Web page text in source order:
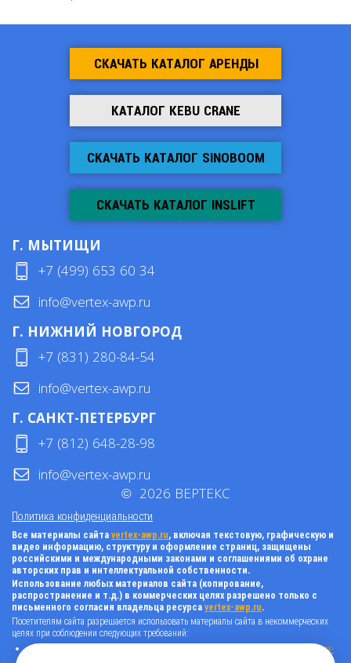
СКАЧАТЬ КАТАЛОГ АРЕНДЫ
КАТАЛОГ KEBU CRANE
СКАЧАТЬ КАТАЛОГ SINOBOOM
СКАЧАТЬ КАТАЛОГ INSLIFT
Г. МЫТИЩИ
+7 (499) 653 60 34
info@vertex-awp.ru
Г. НИЖНИЙ НОВГОРОД
+7 (831) 280-84-54
info@vertex-awp.ru
Г. САНКТ-ПЕТЕРБУРГ
+7 (812) 648-28-98
info@vertex-awp.ru
Политика конфиденциальности
© 2026 ВЕРТЕКС
Все материалы сайта vertex-awp.ru, включая текстовую, графическую и
видео информацию, структуру и оформление страниц, защищены
российскими и международными законами и соглашениями об охране
авторских прав и интеллектуальной собственности.
Использование любых материалов сайта (копирование,
распространение и т.д.) в коммерческих целях разрешено только с
письменного согласия владельца ресурса vertex-awp.ru.
Посетителям сайта разрешается использовать материалы сайта в некоммерческих
целях при соблюдении следующих требований:
поставить прямую активную гиперссылку на оригинал в виде: «источник
vertex-